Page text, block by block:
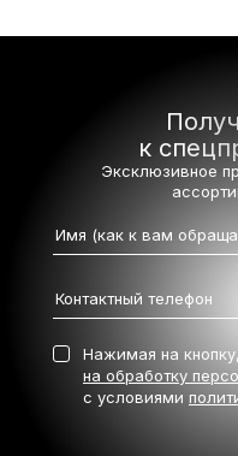
к
Эксклюзивное
Нажимая на
на обработку
с условиями